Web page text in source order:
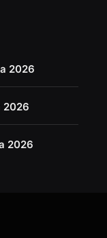
2026
2026
2026